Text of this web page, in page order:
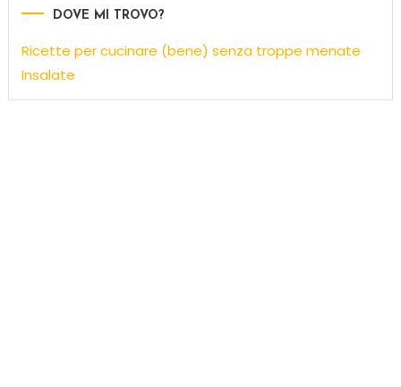
DOVE MI TROVO?
Ricette per cucinare (bene) senza troppe menate
Insalate